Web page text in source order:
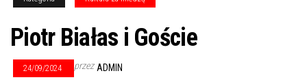
Piotr Białas i Goście
24/09/2024 przez ADMIN